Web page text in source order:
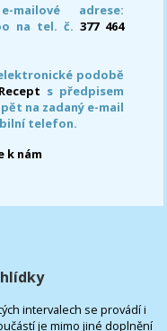
adrese:
na tel. č. 377 464
podobě
s předpisem
na zadaný e-mail
telefon.
k nám
intervalech se provádí i
je mimo jiné doplnění